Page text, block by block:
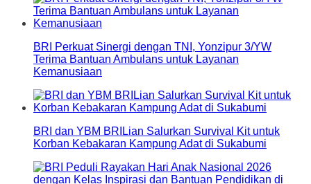
BRI Perkuat Sinergi dengan TNI, Yonzipur 3/YW
Terima Bantuan Ambulans untuk Layanan
Kemanusiaan
BRI dan YBM BRILian Salurkan Survival Kit untuk
Korban Kebakaran Kampung Adat di Sukabumi